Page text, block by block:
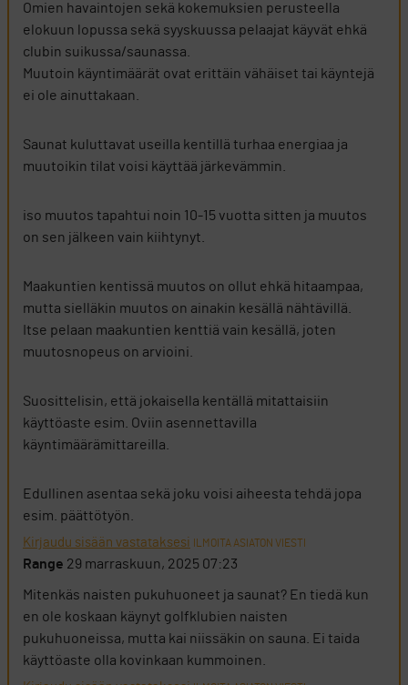
Omien havaintojen sekä kokemuksien perusteella
elokuun lopussa sekä syyskuussa pelaajat käyvät ehkä
clubin suikussa/saunassa.
Muutoin käyntimäärät ovat erittäin vähäiset tai käyntejä
ei ole ainuttakaan.
Saunat kuluttavat useilla kentillä turhaa energiaa ja
muutoikin tilat voisi käyttää järkevämmin.
iso muutos tapahtui noin 10-15 vuotta sitten ja muutos
on sen jälkeen vain kiihtynyt.
Maakuntien kentissä muutos on ollut ehkä hitaampaa,
mutta sielläkin muutos on ainakin kesällä nähtävillä.
Itse pelaan maakuntien kenttiä vain kesällä, joten
muutosnopeus on arvioini.
Suosittelisin, että jokaisella kentällä mitattaisiin
käyttöaste esim. Oviin asennettavilla
käyntimäärämittareilla.
Edullinen asentaa sekä joku voisi aiheesta tehdä jopa
esim. päättötyön.
Kirjaudu sisään vastataksesi ILMOITA ASIATON VIESTI
Range 29 marraskuun, 2025 07:23
Mitenkäs naisten pukuhuoneet ja saunat? En tiedä kun
en ole koskaan käynyt golfklubien naisten
pukuhuoneissa, mutta kai niissäkin on sauna. Ei taida
käyttöaste olla kovinkaan kummoinen.